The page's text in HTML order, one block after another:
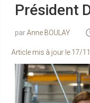
Président
Anne BOULAY
Article mis à jour le 17/